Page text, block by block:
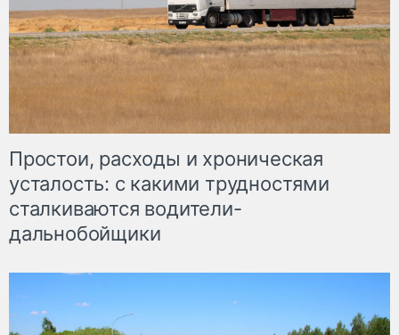
Простои, расходы и хроническая
усталость: с какими трудностями
сталкиваются водители-
дальнобойщики